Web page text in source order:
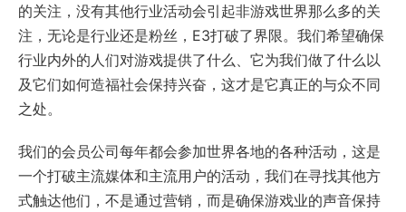
的关注，没有其他行业活动会引起非游戏世界那么多的关
注，无论是行业还是粉丝，E3打破了界限。我们希望确保
行业内外的人们对游戏提供了什么、它为我们做了什么以
及它们如何造福社会保持兴奋，这才是它真正的与众不同
之处。
我们的会员公司每年都会参加世界各地的各种活动，这是
一个打破主流媒体和主流用户的活动，我们在寻找其他方
式触达他们，不是通过营销，而是确保游戏业的声音保持